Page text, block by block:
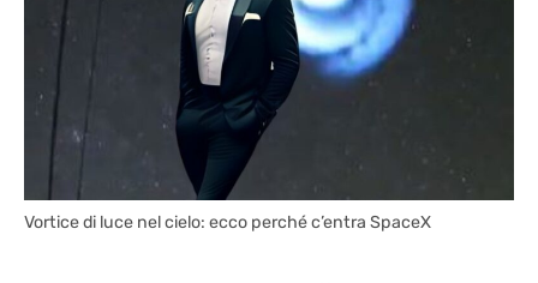
Vortice di luce nel cielo: ecco perché c’entra SpaceX